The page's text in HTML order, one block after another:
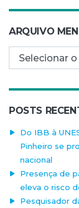
ARQUIVO
Arquivo mensal
POSTS
Do IBB à
Pinheiro se
nacional
Presença de
eleva o risco
Pesquisador